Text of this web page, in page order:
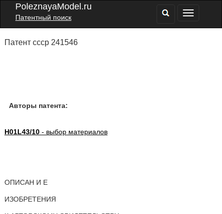
PoleznayaModel.ru
Патентный поиск
Патент ссср 241546
Авторы патента:
H01L43/10- выбор материалов
ОПИСАН И Е
ИЗОБРЕТЕНИЯ